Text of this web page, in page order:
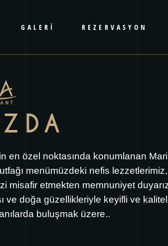
GALERİ REZERVASYON
en özel noktasında konumlanan
menümüzdeki nefis
misafir etmekten memnuniyet
ve doğa güzellikleriyle keyifli ve
buluşmak üzere..